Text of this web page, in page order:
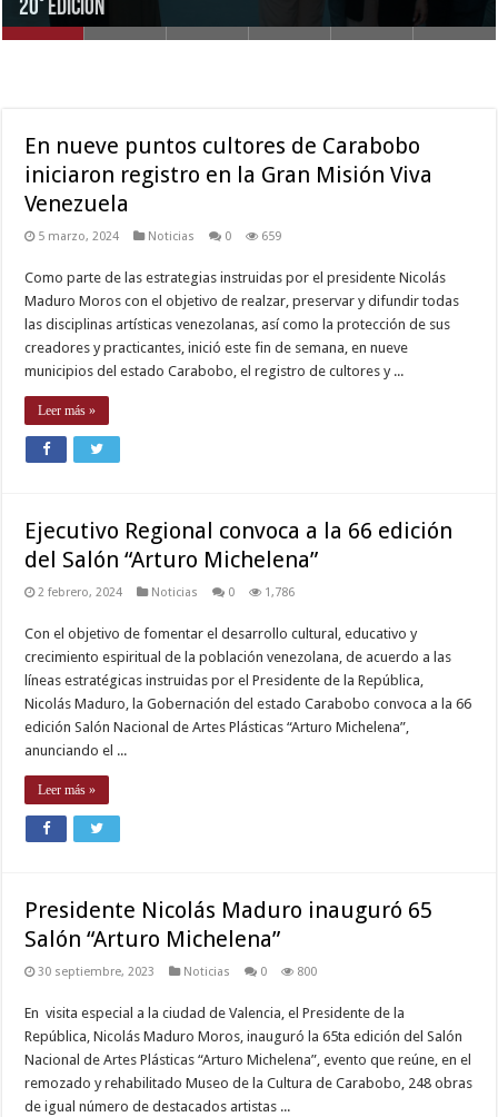
20° edición
dotación de tela en Bejuma, Montalbán y Miranda
Otero Soto en el Museo de la Cultura de Carabobo
2025
Soto en Museo de la Cultura
Burriquitas de Venezuela, Naguanagua 2025
video
download ,
japanese
sex
hindi
xxx,
Indo
scandal
bokep
video,
video,
telugu
sex
En nueve puntos cultores de Carabobo
iniciaron registro en la Gran Misión Viva
Venezuela
5 marzo, 2024 Noticias 0 659
Como parte de las estrategias instruidas por el presidente Nicolás
Maduro Moros con el objetivo de realzar, preservar y difundir todas
las disciplinas artísticas venezolanas, así como la protección de sus
creadores y practicantes, inició este fin de semana, en nueve
municipios del estado Carabobo, el registro de cultores y ...
Leer más »
Ejecutivo Regional convoca a la 66 edición
del Salón “Arturo Michelena”
2 febrero, 2024 Noticias 0 1,786
Con el objetivo de fomentar el desarrollo cultural, educativo y
crecimiento espiritual de la población venezolana, de acuerdo a las
líneas estratégicas instruidas por el Presidente de la República,
Nicolás Maduro, la Gobernación del estado Carabobo convoca a la 66
edición Salón Nacional de Artes Plásticas “Arturo Michelena”,
anunciando el ...
Leer más »
Presidente Nicolás Maduro inauguró 65
Salón “Arturo Michelena”
30 septiembre, 2023 Noticias 0 800
En visita especial a la ciudad de Valencia, el Presidente de la
República, Nicolás Maduro Moros, inauguró la 65ta edición del Salón
Nacional de Artes Plásticas “Arturo Michelena”, evento que reúne, en el
remozado y rehabilitado Museo de la Cultura de Carabobo, 248 obras
de igual número de destacados artistas ...